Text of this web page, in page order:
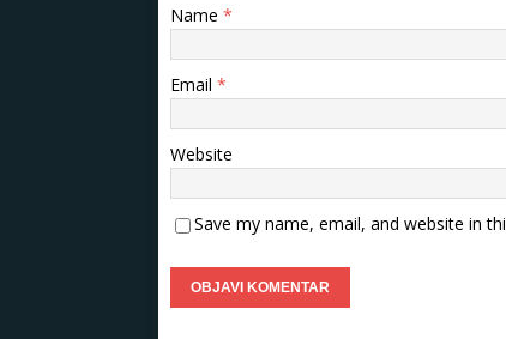
Name *
Email *
Website
Save my name, email, and website in